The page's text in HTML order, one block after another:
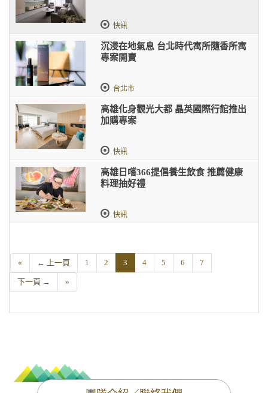
快訊
沉浸在地氣息 台北時代寓所隨香所寓
專案開賣
台北市
高雄化身觀光大都 晶英國際行館推出
加購專案
快訊
高雄日嚐366提倡養生飲食 推薦健康
料理抽好禮
快訊
« ← 上一頁 1 2 3 4 5 6 7
下一頁 → »